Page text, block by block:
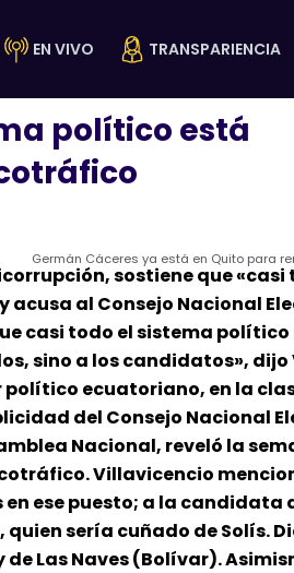
EN VIVO TRANSPARIENCIA
político está
Germán Cáceres ya está en Quito para
sostiene que «casi
al Consejo Nacional
casi todo el sistema
sino a los candidatos»,
político ecuatoriano, en la
del Consejo Nacional
Nacional, reveló la
Villavicencio
ese puesto; a la candidata
sería cuñado de Solís.
Las Naves (Bolívar).